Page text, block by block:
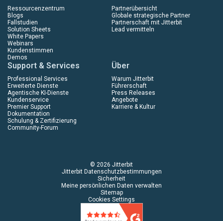
Ressourcenzentrum
Blogs
Fallstudien
Solution Sheets
White Papers
Webinars
Kundenstimmen
Demos
Partnerübersicht
Globale strategische Partner
Partnerschaft mit Jitterbit
Lead vermitteln
Support & Services
Professional Services
Erweiterte Dienste
Agentische KI-Dienste
Kundenservice
Premier Support
Dokumentation
Schulung & Zertifizierung
Community-Forum
Über
Warum Jitterbit
Führerschaft
Press Releases
Angebote
Karriere & Kultur
© 2026 Jitterbit
Jitterbit Datenschutzbestimmungen
Sicherheit
Meine persönlichen Daten verwalten
Sitemap
Cookies Settings